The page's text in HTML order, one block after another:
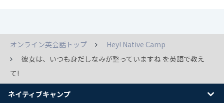
オンライン英会話トップ
Hey! Native Camp
彼女は、いつも身だしなみが整っていますね を英語で教え
て!
ネイティブキャンプ